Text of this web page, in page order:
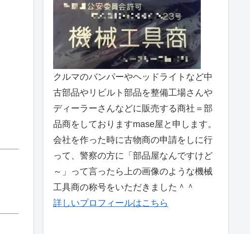
クルマのバンパーやヘッドライトなど中
古部品やリビルト部品を整備工場さんや
ディーラーさんなどに販売する商社＝部
品商をしておりますmase屋と申します。
会社を作った時に古物商の申請をしに行
って、警察の方に「部品屋なんですけど
～」って言ったら上の画像のような機械
工具商の称号をいただきました＾＾
詳しいプロフィールはこちら